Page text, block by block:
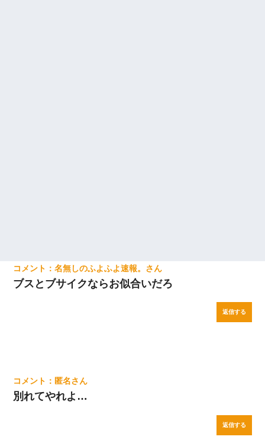
22歳の頃、父に36歳の男性とお見合いをしてくれと頼まれた。父
の親会社の経営者の息子さんだったので、父も喜んで私の写真を
送ったんだが→
名無しのふよふよ速報。
ブスとブサイクならお似合いだろ
返信する
匿名
別れてやれよ…
返信する